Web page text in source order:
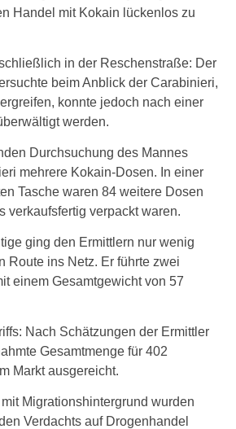
Handel mit Kokain lückenlos zu
in der Reschenstraße: Der
beim Anblick der Carabinieri,
konnte jedoch nach einer
werden.
Durchsuchung des Mannes
mehrere Kokain-Dosen. In einer
Tasche waren 84 weitere Dosen
verkaufsfertig verpackt waren.
ging den Ermittlern nur wenig
Route ins Netz. Er führte zwei
einem Gesamtgewicht von 57
Nach Schätzungen der Ermittler
Gesamtmenge für 402
Markt ausgereicht.
Migrationshintergrund wurden
Verdachts auf Drogenhandel